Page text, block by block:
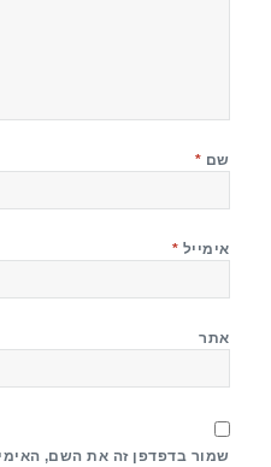
שם *
אימייל *
אתר
שמור בדפדפן זה את השם,